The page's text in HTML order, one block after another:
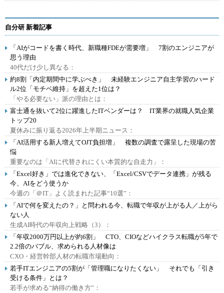
自分研 新着記事
「AIがコードを書く時代、新職種FDEが需要増」 7割のエンジニアが
思う理由
40代だけ少し異なる：
約8割「内定期間中に学ぶべき」 未経験エンジニア自主学習のハード
ル2位「モチベ維持」を超えた1位は？
「やる必要ない」派の理由とは：
富士通を抜いて2位に躍進したITベンダーは？ IT業界の就職人気企業
トップ20
夏休みに振り返る2026年上半期ニュース：
「AI活用する新人増えてOJT負担増」 複数の調査で露呈した現場の苦
悩
重要なのは「AIに代替されにくい本質的な自走力」：
「Excel好き」では進化できない、「Excel/CSVでデータ連携」が残る
今、AIをどう使うか
今週の「＠IT」よく読まれた記事“10選”：
「AIで何を変えたの？」と問われる今、転職で年収が上がる人／上がら
ない人
生成AI時代の年収向上戦略（3）：
「年収2000万円以上が約6割」 CTO、CIOなどハイクラス転職が5年で
2.2倍のバブル、求められる人材像は
CXO・経営幹部人材の転職市場動向：
若手ITエンジニアの5割が「管理職になりたくない」 それでも「引き
受ける条件」とは？
若手が求める“納得の働き方”：